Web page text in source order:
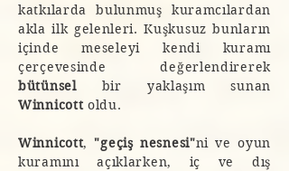
katkılarda bulunmuş kuramcılardan
akla ilk gelenleri. Kuşkusuz bunların
içinde meseleyi kendi kuramı
çerçevesinde değerlendirerek
bütünselbir yaklaşım sunan
Winnicott oldu.
Winnicott,"geçiş nesnesi"ni ve oyun
kuramını açıklarken, iç ve dış